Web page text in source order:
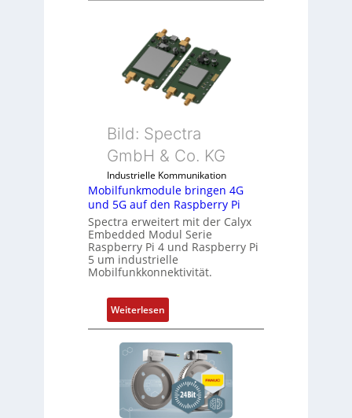
m
i
t
S
p
z
i
l
m
m
b
r
n
e
n
-
Z
o
l
l
I
d
u
s
t
r
e
-
C
l
ä
s
s
t
s
Bild: Spectra
GmbH & Co. KG
Industrielle Kommunikation
Mobilfunkmodule bringen 4G
und 5G auf den Raspberry Pi
Spectra erweitert mit der Calyx
Embedded Modul Serie
Raspberry Pi 4 und Raspberry Pi
5 um industrielle
Mobilfunkkonnektivität.
Weiterlesen:
M
o
b
i
f